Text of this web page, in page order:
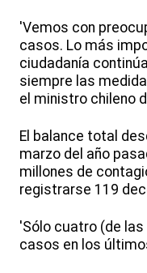
'Vemos con
casos. Lo más
ciudadanía
siempre las
el ministro chileno
El balance total
marzo del año
millones de
registrarse 119
'Sólo cuatro (de
casos en los